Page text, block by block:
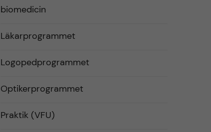
biomedicin
Läkarprogrammet
Logopedprogrammet
Optikerprogrammet
Praktik (VFU)